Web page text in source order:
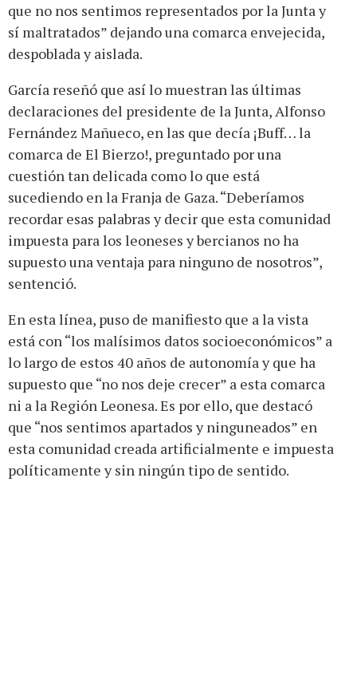
que no nos sentimos representados por la Junta y
sí maltratados” dejando una comarca envejecida,
despoblada y aislada.
García reseñó que así lo muestran las últimas
declaraciones del presidente de la Junta, Alfonso
Fernández Mañueco, en las que decía ¡Buff… la
comarca de El Bierzo!, preguntado por una
cuestión tan delicada como lo que está
sucediendo en la Franja de Gaza. “Deberíamos
recordar esas palabras y decir que esta comunidad
impuesta para los leoneses y bercianos no ha
supuesto una ventaja para ninguno de nosotros”,
sentenció.
En esta línea, puso de manifiesto que a la vista
está con “los malísimos datos socioeconómicos” a
lo largo de estos 40 años de autonomía y que ha
supuesto que “no nos deje crecer” a esta comarca
ni a la Región Leonesa. Es por ello, que destacó
que “nos sentimos apartados y ninguneados” en
esta comunidad creada artificialmente e impuesta
políticamente y sin ningún tipo de sentido.